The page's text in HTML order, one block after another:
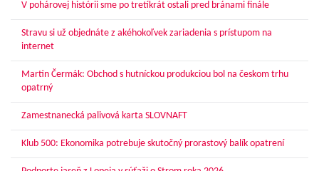
V pohárovej histórii sme po tretíkrát ostali pred bránami finále
Stravu si už objednáte z akéhokoľvek zariadenia s prístupom na
internet
Martin Čermák: Obchod s hutníckou produkciou bol na českom trhu
opatrný
Zamestnanecká palivová karta SLOVNAFT
Klub 500: Ekonomika potrebuje skutočný prorastový balík opatrení